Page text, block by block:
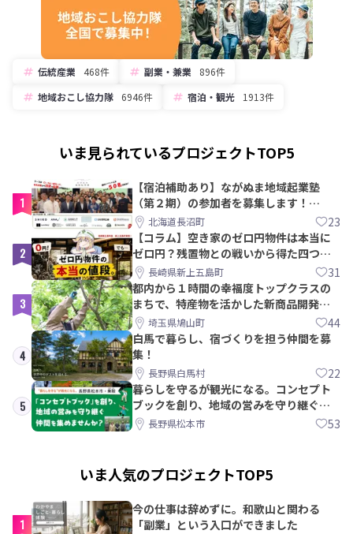
伝統産業 468件 副業・兼業
896件
地域おこし協力隊
6946件 宿泊・観光 1913件
いま見られているプロジェクトTOP5
1
【宿泊補助あり】ながぬま地域起業塾
（第２期）の参加者を募集します！
【8/21〆】
北海道長沼町 23
2
【コラム】空き家のゼロ円物件は本当に
ゼロ円？残置物との戦いから得た四つの
教訓｜新上五島町
長崎県新上五島町 31
3
都内から１時間の幸福度トップクラスの
まちで、特産物を活かした新商品開発＆
PRメンバー募集！
埼玉県鳩山町 44
4
白馬で暮らし、宿づくりを担う仲間を募
集！
長野県白馬村 22
5
暮らしを守るが観光になる。コンセプト
ブックを創り、地域の営みを守り継ぐ仲
間を集めませんか？
長野県松本市 53
いま人気のプロジェクトTOP5
1
今の仕事は辞めずに。和歌山と関わる
「副業」という入口ができました